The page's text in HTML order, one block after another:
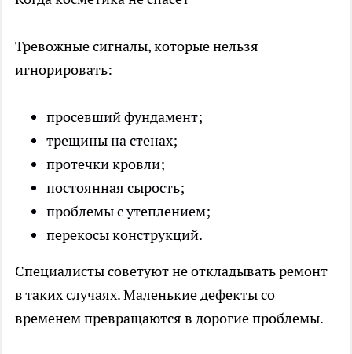
Тревожные сигналы, которые нельзя
игнорировать:
просевший фундамент;
трещины на стенах;
протечки кровли;
постоянная сырость;
проблемы с утеплением;
перекосы конструкций.
Специалисты советуют не откладывать ремонт
в таких случаях. Маленькие дефекты со
временем превращаются в дорогие проблемы.